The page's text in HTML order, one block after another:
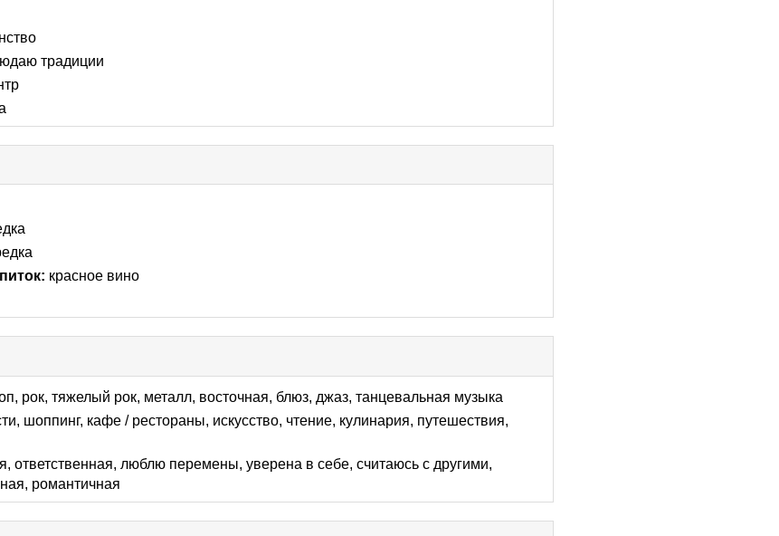
традиции
красное вино
рок, тяжелый рок, металл, восточная, блюз, джаз, танцевальная музыка
шоппинг, кафе / рестораны, искусcтво, чтение, кулинария, путешествия,
ответственная, люблю перемены, уверена в себе, считаюсь с другими,
романтичная